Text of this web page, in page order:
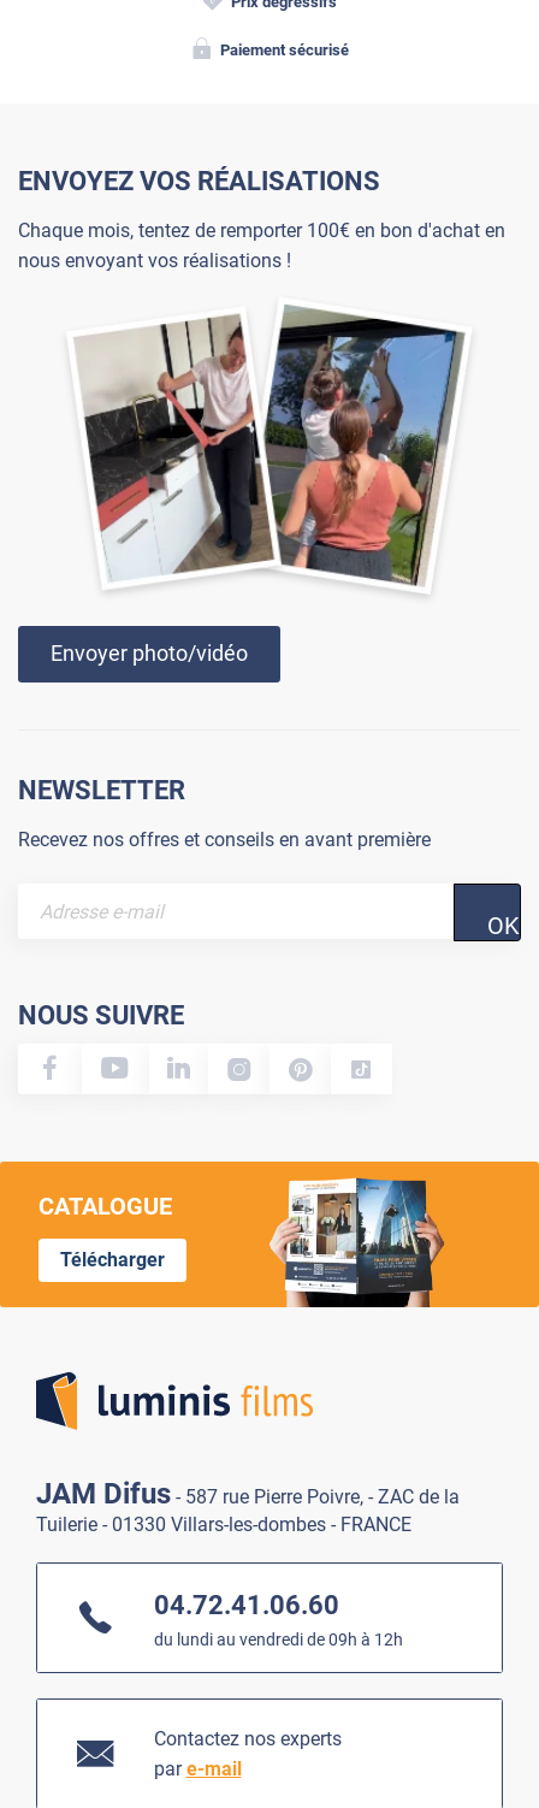
Paiement sécurisé
ENVOYEZ VOS RÉALISATIONS
Chaque mois, tentez de remporter 100€ en bon d'achat en
nous envoyant vos réalisations !
Envoyer photo/vidéo
NEWSLETTER
Recevez nos offres et conseils en avant première
OK
NOUS SUIVRE
CATALOGUE
Télécharger
JAM Difus - 587 rue Pierre Poivre, - ZAC de la
Tuilerie - 01330 Villars-les-dombes - FRANCE
04.72.41.06.60
du lundi au vendredi de 09h à 12h
Contactez nos experts
pare-mail